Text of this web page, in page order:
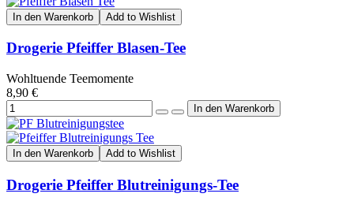
In den Warenkorb Add to Wishlist
Drogerie Pfeiffer Blasen-Tee
Wohltuende Teemomente
8,90 €
In den Warenkorb Add to Wishlist
Drogerie Pfeiffer Blutreinigungs-Tee